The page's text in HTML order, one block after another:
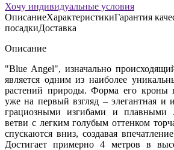
Хочу индивидуальные условия
ОписаниеХарактеристикиГарантия
посадкиДоставка
Описание
"Blue Angel", изначально
является одним из наиболее
растений природы. Форма его кроны
уже на первый взгляд – элегантная и
грациозными изгибами и
ветви с легким голубым оттенком
спускаются вниз, создавая
Достигает примерно 4 метров в